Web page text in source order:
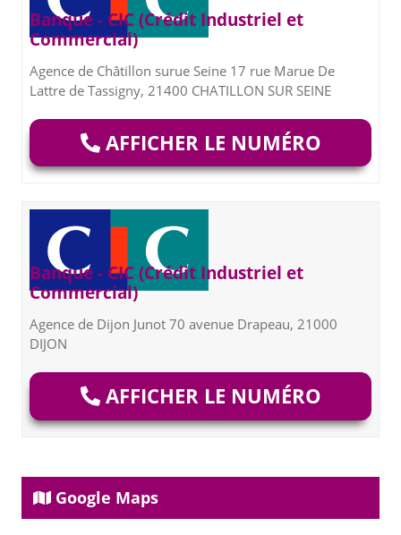
Banque - CIC (Crédit Industriel et
Commercial)
Agence de Châtillon surue Seine 17 rue Marue De
Lattre de Tassigny, 21400 CHATILLON SUR SEINE
AFFICHER LE NUMÉRO
Banque - CIC (Crédit Industriel et
Commercial)
Agence de Dijon Junot 70 avenue Drapeau, 21000
DIJON
AFFICHER LE NUMÉRO
Google Maps